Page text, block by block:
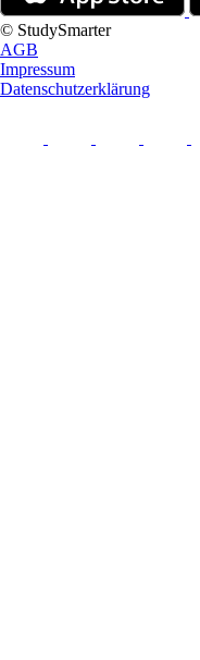
© StudySmarter
AGB
Impressum
Datenschutzerklärung